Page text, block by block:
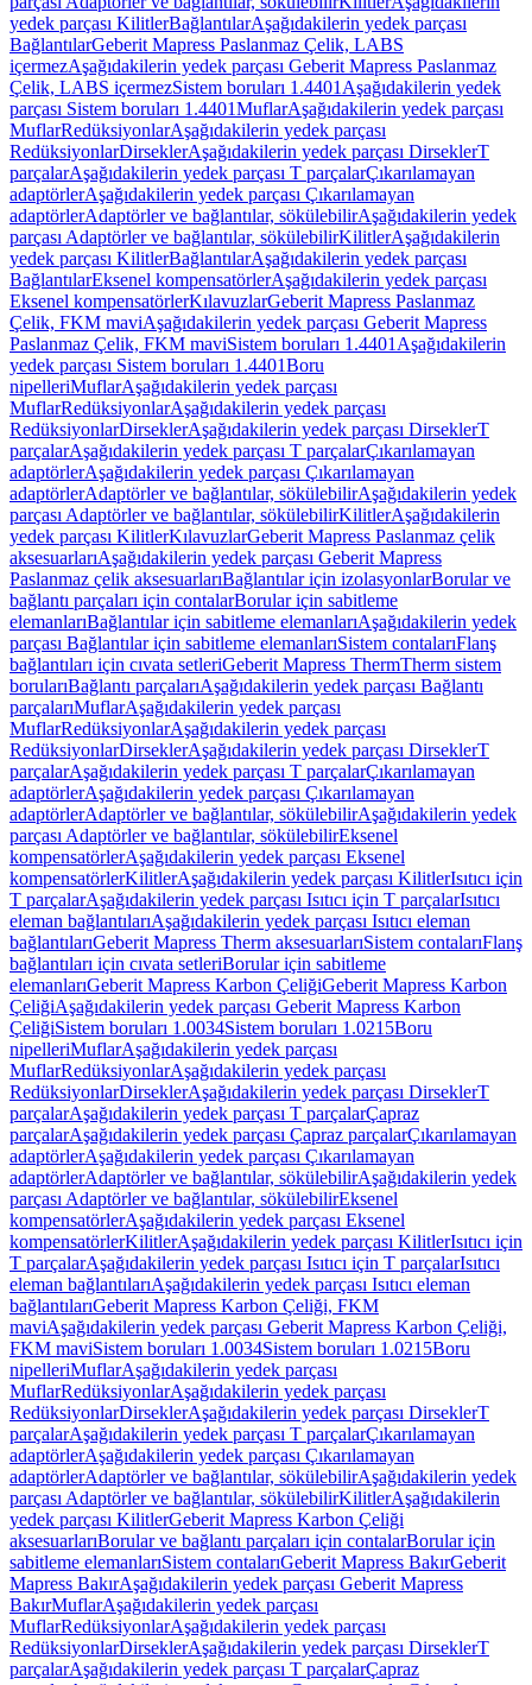
yedek parçası KilitlerBağlantılarAşağıdakilerin yedek parçası
BağlantılarGeberit Mapress Paslanmaz Çelik, LABS
içermezAşağıdakilerin yedek parçası Geberit Mapress Paslanmaz
Çelik, LABS içermezSistem boruları 1.4401 Aşağıdakilerin yedek
parçası Sistem boruları 1.4401MuflarAşağıdakilerin yedek parçası
MuflarRedüksiyonlarAşağıdakilerin yedek parçası
RedüksiyonlarDirseklerAşağıdakilerin yedek parçası DirseklerT
parçalarAşağıdakilerin yedek parçası T parçalarÇıkarılamayan
adaptörlerAşağıdakilerin yedek parçası Çıkarılamayan
adaptörlerAdaptörler ve bağlantılar, sökülebilirAşağıdakilerin yedek
parçası Adaptörler ve bağlantılar, sökülebilirKilitlerAşağıdakilerin
yedek parçası KilitlerBağlantılarAşağıdakilerin yedek parçası
BağlantılarEksenel kompensatörlerAşağıdakilerin yedek parçası
Eksenel kompensatörlerKılavuzlarGeberit Mapress Paslanmaz
Çelik, FKM maviAşağıdakilerin yedek parçası Geberit Mapress
Paslanmaz Çelik, FKM maviSistem boruları 1.4401 Aşağıdakilerin
yedek parçası Sistem boruları 1.4401Boru
nipelleriMuflarAşağıdakilerin yedek parçası
MuflarRedüksiyonlarAşağıdakilerin yedek parçası
RedüksiyonlarDirseklerAşağıdakilerin yedek parçası DirseklerT
parçalarAşağıdakilerin yedek parçası T parçalarÇıkarılamayan
adaptörlerAşağıdakilerin yedek parçası Çıkarılamayan
adaptörlerAdaptörler ve bağlantılar, sökülebilirAşağıdakilerin yedek
parçası Adaptörler ve bağlantılar, sökülebilirKilitlerAşağıdakilerin
yedek parçası KilitlerKılavuzlarGeberit Mapress Paslanmaz çelik
aksesuarlarıAşağıdakilerin yedek parçası Geberit Mapress
Paslanmaz çelik aksesuarlarıBağlantılar için izolasyonlarBorular ve
bağlantı parçaları için contalarBorular için sabitleme
elemanlarıBağlantılar için sabitleme elemanlarıAşağıdakilerin yedek
parçası Bağlantılar için sabitleme elemanlarıSistem contalarıFlanş
bağlantıları için cıvata setleriGeberit Mapress ThermTherm sistem
borularıBağlantı parçalarıAşağıdakilerin yedek parçası Bağlantı
parçalarıMuflarAşağıdakilerin yedek parçası
MuflarRedüksiyonlarAşağıdakilerin yedek parçası
RedüksiyonlarDirseklerAşağıdakilerin yedek parçası DirseklerT
parçalarAşağıdakilerin yedek parçası T parçalarÇıkarılamayan
adaptörlerAşağıdakilerin yedek parçası Çıkarılamayan
adaptörlerAdaptörler ve bağlantılar, sökülebilirAşağıdakilerin yedek
parçası Adaptörler ve bağlantılar, sökülebilirEksenel
kompensatörlerAşağıdakilerin yedek parçası Eksenel
kompensatörlerKilitlerAşağıdakilerin yedek parçası KilitlerIsıtıcı için
T parçalarAşağıdakilerin yedek parçası Isıtıcı için T parçalarIsıtıcı
eleman bağlantılarıAşağıdakilerin yedek parçası Isıtıcı eleman
bağlantılarıGeberit Mapress Therm aksesuarlarıSistem contalarıFlanş
bağlantıları için cıvata setleriBorular için sabitleme
elemanlarıGeberit Mapress Karbon ÇeliğiGeberit Mapress Karbon
ÇeliğiAşağıdakilerin yedek parçası Geberit Mapress Karbon
ÇeliğiSistem boruları 1.0034Sistem boruları 1.0215Boru
nipelleriMuflarAşağıdakilerin yedek parçası
MuflarRedüksiyonlarAşağıdakilerin yedek parçası
RedüksiyonlarDirseklerAşağıdakilerin yedek parçası DirseklerT
parçalarAşağıdakilerin yedek parçası T parçalarÇapraz
parçalarAşağıdakilerin yedek parçası Çapraz parçalarÇıkarılamayan
adaptörlerAşağıdakilerin yedek parçası Çıkarılamayan
adaptörlerAdaptörler ve bağlantılar, sökülebilirAşağıdakilerin yedek
parçası Adaptörler ve bağlantılar, sökülebilirEksenel
kompensatörlerAşağıdakilerin yedek parçası Eksenel
kompensatörlerKilitlerAşağıdakilerin yedek parçası KilitlerIsıtıcı için
T parçalarAşağıdakilerin yedek parçası Isıtıcı için T parçalarIsıtıcı
eleman bağlantılarıAşağıdakilerin yedek parçası Isıtıcı eleman
bağlantılarıGeberit Mapress Karbon Çeliği, FKM
maviAşağıdakilerin yedek parçası Geberit Mapress Karbon Çeliği,
FKM maviSistem boruları 1.0034Sistem boruları 1.0215Boru
nipelleriMuflarAşağıdakilerin yedek parçası
MuflarRedüksiyonlarAşağıdakilerin yedek parçası
RedüksiyonlarDirseklerAşağıdakilerin yedek parçası DirseklerT
parçalarAşağıdakilerin yedek parçası T parçalarÇıkarılamayan
adaptörlerAşağıdakilerin yedek parçası Çıkarılamayan
adaptörlerAdaptörler ve bağlantılar, sökülebilirAşağıdakilerin yedek
parçası Adaptörler ve bağlantılar, sökülebilirKilitlerAşağıdakilerin
yedek parçası KilitlerGeberit Mapress Karbon Çeliği
aksesuarlarıBorular ve bağlantı parçaları için contalarBorular için
sabitleme elemanlarıSistem contalarıGeberit Mapress BakırGeberit
Mapress BakırAşağıdakilerin yedek parçası Geberit Mapress
BakırMuflarAşağıdakilerin yedek parçası
MuflarRedüksiyonlarAşağıdakilerin yedek parçası
RedüksiyonlarDirseklerAşağıdakilerin yedek parçası DirseklerT
parçalarAşağıdakilerin yedek parçası T parçalarÇapraz